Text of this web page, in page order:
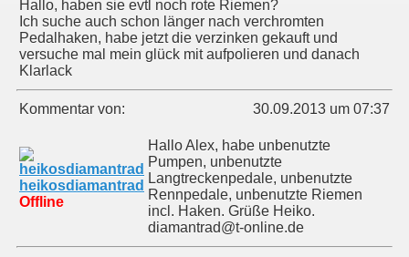
Hallo, haben sie evtl noch rote Riemen?
Ich suche auch schon länger nach verchromten
Pedalhaken, habe jetzt die verzinken gekauft und
versuche mal mein glück mit aufpolieren und danach
Klarlack
Kommentar von: 30.09.2013 um 07:37
heikosdiamantrad
Offline
Hallo Alex, habe unbenutzte
Pumpen, unbenutzte
Langtreckenpedale, unbenutzte
Rennpedale, unbenutzte Riemen
incl. Haken. Grüße Heiko.
diamantrad@t-online.de